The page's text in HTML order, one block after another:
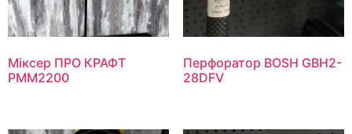
Міксер ПРО КРАФТ
РММ2200
Перфоратор BOSH GBH2-
28DFV